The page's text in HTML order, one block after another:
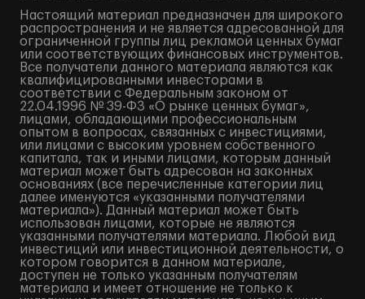
Настоящий материал предназначен для широкого
распространения и не является адресованной для
ограниченной группы лиц рекламой ценных бумаг
или соответствующих финансовых инструментов.
Все получатели данного материала являются как
квалифицированными инвесторами в
соответствии с Федеральным законом от
22.04.1996 № 39-ФЗ «О рынке ценных бумаг»,
лицами, обладающими профессиональным
опытом в вопросах, связанных с инвестициями,
или лицами с высоким уровнем собственного
капитала, так и иными лицами, которым данный
материал может быть адресован на законных
основаниях (все перечисленные категории лиц
далее именуются «указанными получателями
материала»). Данный материал может быть
использован лицами, которые не являются
указанными получателями материала. Любой вид
инвестиций или инвестиционной деятельности, о
котором говорится в данном материале,
доступен не только указанным получателям
материала и имеет отношение не только к